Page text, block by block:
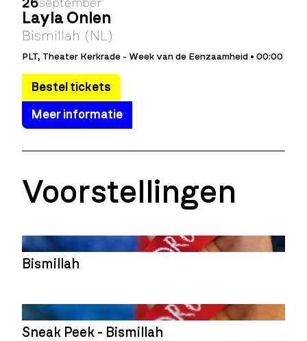
26september
Layla Önlen
Bismillah (NL)
PLT, Theater Kerkrade - Week van de Eenzaamheid • 00:00
Bestel tickets
Meer informatie
Voorstellingen
Bismillah
Sneak Peek - Bismillah